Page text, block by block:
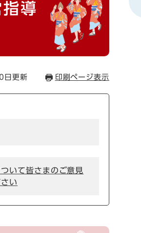
導
日更新 印刷ページ表示
いて皆さまのご意見
い